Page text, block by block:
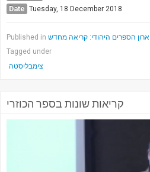
Date Tuesday, 18 December 2018
Published in ארון הספרים היהודי: קריאה מחדש
Tagged under
צימבליסטה
קריאות שונות בספר הכוזרי